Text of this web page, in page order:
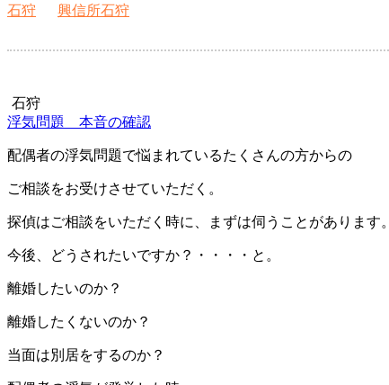
石狩
興信所石狩
石狩
浮気問題 本音の確認
配偶者の浮気問題で悩まれているたくさんの方からの
ご相談をお受けさせていただく。
探偵はご相談をいただく時に、まずは伺うことがあります。
今後、どうされたいですか？・・・・と。
離婚したいのか？
離婚したくないのか？
当面は別居をするのか？